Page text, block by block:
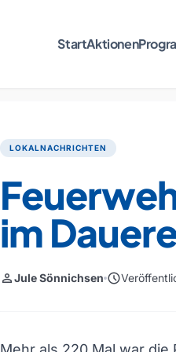
StartAktionen
LOKALNACHRICHTEN
im
personJule Sönnichsen schedule